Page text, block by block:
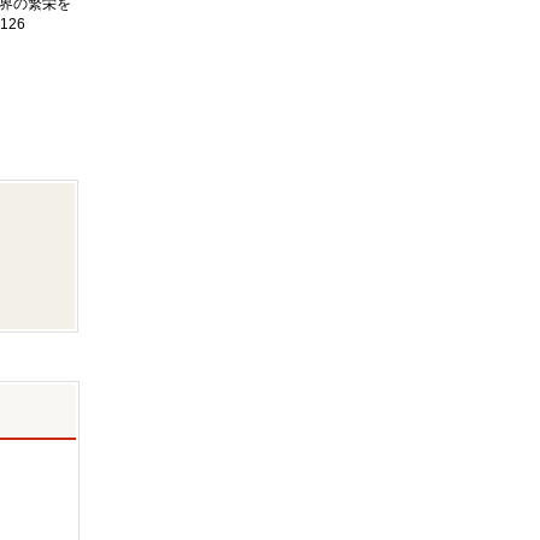
の繁栄を